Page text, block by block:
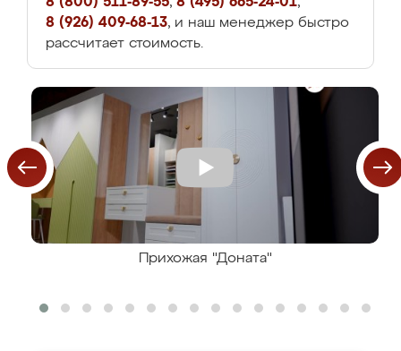
8 (926) 409-68-13, и наш менеджер быстро
рассчитает стоимость.
Прихожая "Доната"